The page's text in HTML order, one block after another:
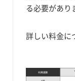
る必要があり
詳しい料金に